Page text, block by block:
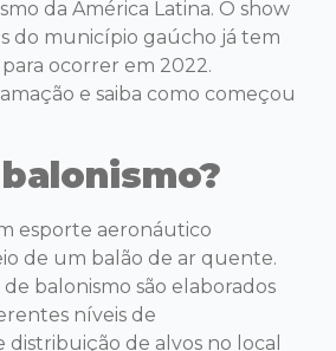
da América Latina. O show
do município gaúcho já tem
ocorrer em 2022.
e saiba como começou
esporte aeronáutico
de um balão de ar quente.
balonismo são elaborados
níveis de
distribuição de alvos no local